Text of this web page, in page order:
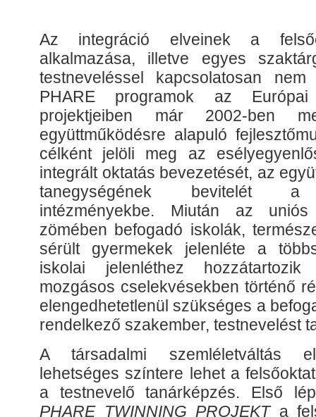
Az integráció elveinek a
alkalmazása, illetve egyes
testneveléssel kapcsolatosan
PHARE programok az
projektjeiben már 2002-ben
együttműködésre alapuló
célként jelöli meg az
integrált oktatás bevezetését, az
tanegységének bevitelét a
intézményekbe. Miután az
zömében befogadó iskolák,
sérült gyermekek jelenléte a
iskolai jelenléthez
mozgásos cselekvésekben történő
elengedhetetlenül szükséges a
rendelkező szakember, testnevelést
A társadalmi szemléletváltás
lehetséges színtere lehet a
a testnevelő tanárképzés. Első
PHARE TWINNING PROJEKT a